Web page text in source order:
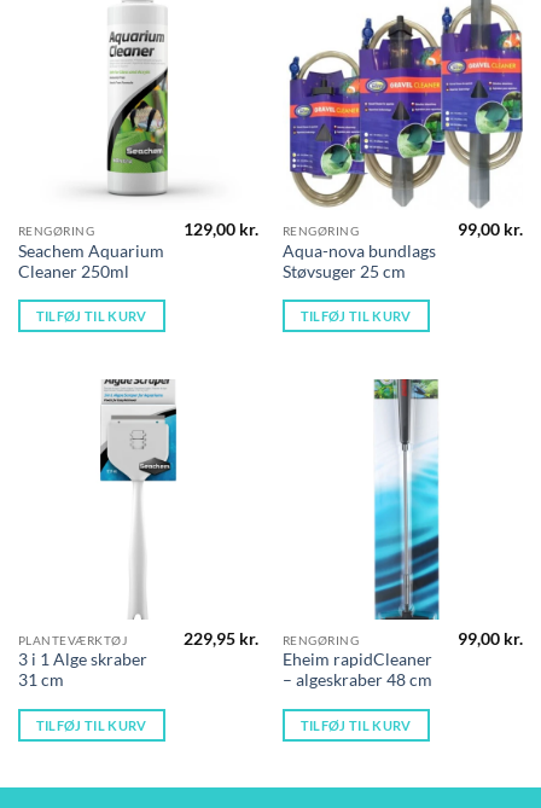
RENGØRING
Seachem Aquarium
Cleaner 250ml
129,00 kr.
TILFØJ TIL KURV
RENGØRING
Aqua-nova bundlags
Støvsuger 25 cm
99,00 kr.
TILFØJ TIL KURV
PLANTEVÆRKTØJ
3 i 1 Alge skraber
31 cm
229,95 kr.
TILFØJ TIL KURV
RENGØRING
Eheim rapidCleaner
– algeskraber 48 cm
99,00 kr.
TILFØJ TIL KURV